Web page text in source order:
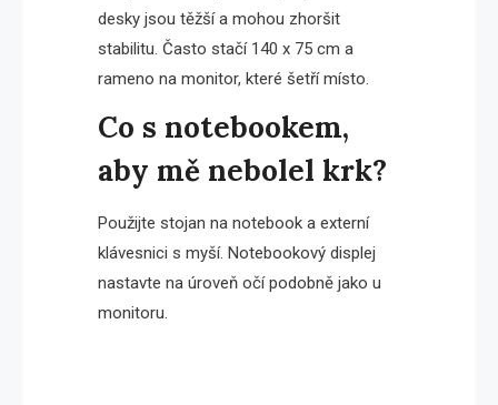
desky jsou těžší a mohou zhoršit
stabilitu. Často stačí 140 x 75 cm a
rameno na monitor, které šetří místo.
Co s notebookem,
aby mě nebolel krk?
Použijte stojan na notebook a externí
klávesnici s myší. Notebookový displej
nastavte na úroveň očí podobně jako u
monitoru.